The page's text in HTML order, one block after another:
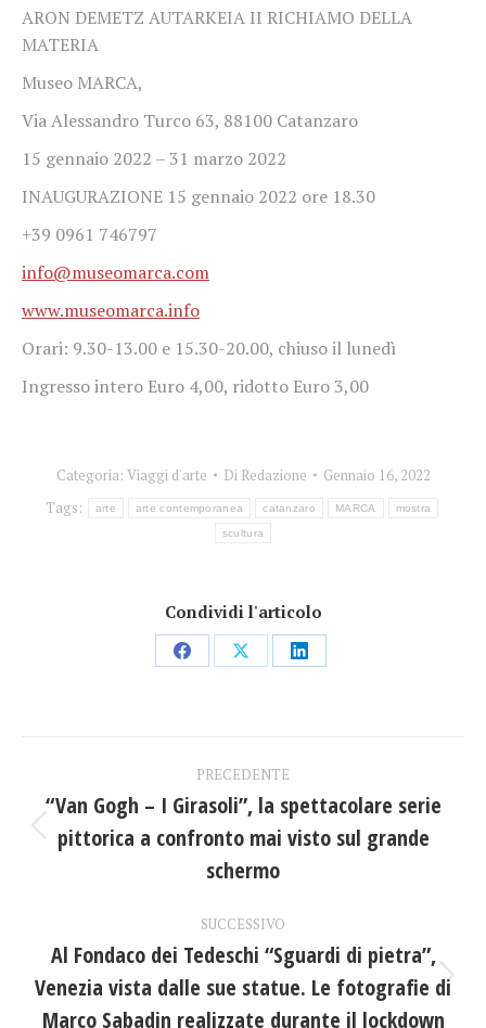
ARON DEMETZ AUTARKEIA II RICHIAMO DELLA
MATERIA
Museo MARCA,
Via Alessandro Turco 63, 88100 Catanzaro
15 gennaio 2022 – 31 marzo 2022
INAUGURAZIONE 15 gennaio 2022 ore 18.30
+39 0961 746797
info@museomarca.com
www.museomarca.info
Orari: 9.30-13.00 e 15.30-20.00, chiuso il lunedì
Ingresso intero Euro 4,00, ridotto Euro 3,00
Categoria: Viaggi d'arte Di Redazione
Gennaio 16, 2022
Tags:
arte arte contemporanea catanzaro MARCA mostra
scultura
Condividi l'articolo
CondividiCondividiCondividi
tra
PRECEDENTE
Post
precedente:
“Van Gogh – I Girasoli”, la spettacolare serie
pittorica a confronto mai visto sul grande
schermo
SUCCESSIVO
Prossimo
post:
Al Fondaco dei Tedeschi “Sguardi di pietra”,
Venezia vista dalle sue statue. Le fotografie di
Marco Sabadin realizzate durante il lockdown